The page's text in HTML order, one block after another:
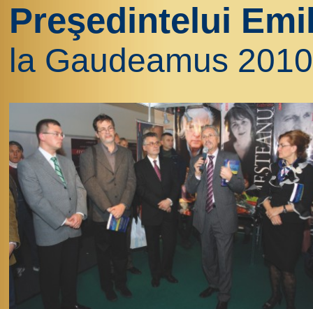
Preşedintelui
la Gaudeamus 2010